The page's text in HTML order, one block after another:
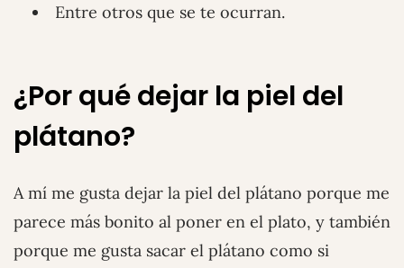
Entre otros que se te ocurran.
¿Por qué dejar la piel del
plátano?
A mí me gusta dejar la piel del plátano porque me
parece más bonito al poner en el plato, y también
porque me gusta sacar el plátano como si